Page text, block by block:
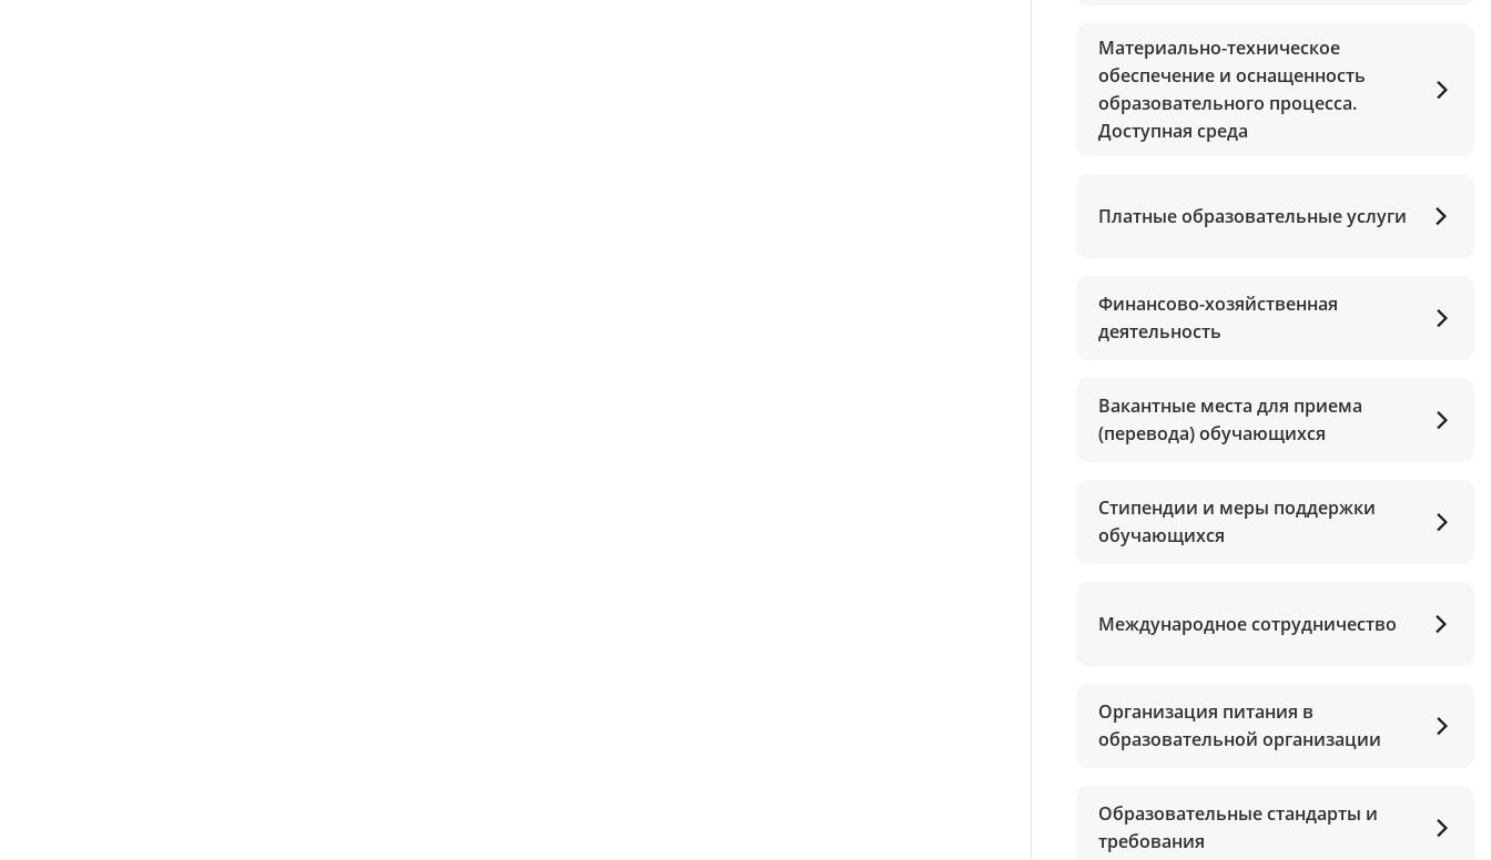
Материально-техническое
обеспечение и оснащенность
образовательного процесса.
Доступная среда
Платные образовательные услуги
Финансово-хозяйственная
деятельность
Вакантные места для приема
(перевода) обучающихся
Стипендии и меры поддержки
обучающихся
Международное сотрудничество
Организация питания в
образовательной организации
Образовательные стандарты и
требования